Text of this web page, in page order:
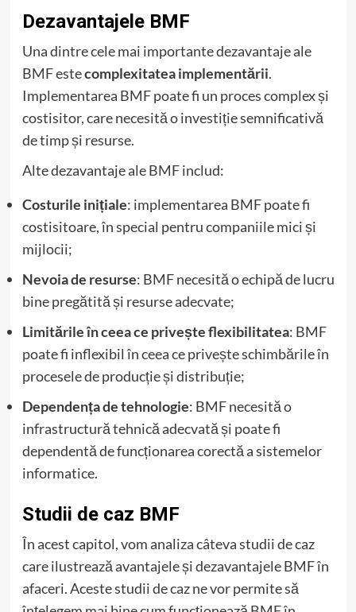
Dezavantajele BMF
Una dintre cele mai importante dezavantaje ale
BMF estecomplexitatea implementării.
Implementarea BMF poate fi un proces complex și
costisitor, care necesită o investiție semnificativă
de timp și resurse.
Alte dezavantaje ale BMF includ:
Costurile inițiale: implementarea BMF poate fi
costisitoare, în special pentru companiile mici și
mijlocii;
Nevoia de resurse: BMF necesită o echipă de lucru
bine pregătită și resurse adecvate;
Limitările în ceea ce privește flexibilitatea: BMF
poate fi inflexibil în ceea ce privește schimbările în
procesele de producție și distribuție;
Dependența de tehnologie: BMF necesită o
infrastructură tehnică adecvată și poate fi
dependentă de funcționarea corectă a sistemelor
informatice.
Studii de caz BMF
În acest capitol, vom analiza câteva studii de caz
care ilustrează avantajele și dezavantajele BMF în
afaceri. Aceste studii de caz ne vor permite să